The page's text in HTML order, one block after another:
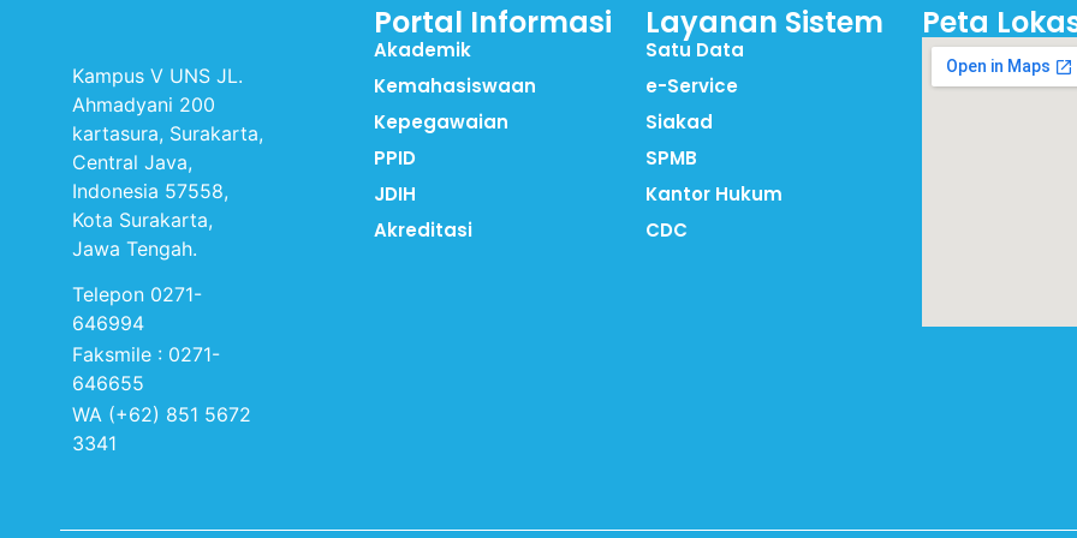
Kampus V UNS JL.
Ahmadyani 200
kartasura, Surakarta,
Central Java,
Indonesia 57558,
Kota Surakarta,
Jawa Tengah.
Telepon 0271-
646994
Faksmile : 0271-
646655
WA (+62) 851 5672
3341
Portal Informasi
Akademik
Kemahasiswaan
Kepegawaian
PPID
JDIH
Akreditasi
Layanan Sistem
Satu Data
e-Service
Siakad
SPMB
Kantor Hukum
CDC
Peta